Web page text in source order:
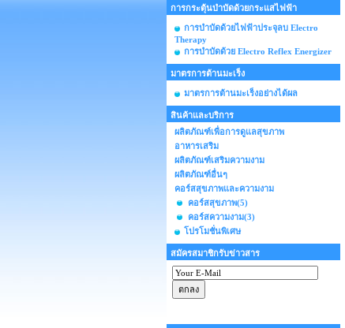
การกระตุ้นบำบัดด้วยกระแสไฟฟ้า
การบำบัดด้วยไฟฟ้าประจุลบ Electro
Therapy
การบำบัดด้วย Electro Reflex Energizer
มาตรการต้านมะเร็ง
มาตรการต้านมะเร็งอย่างได้ผล
สินค้าและบริการ
ผลิตภัณฑ์เพื่อการดูแลสุขภาพ
อาหารเสริม
ผลิตภัณฑ์เสริมความงาม
ผลิตภัณฑ์อื่นๆ
คอร์สสุขภาพและความงาม
คอร์สสุขภาพ(5)
คอร์สความงาม(3)
โปรโมชั่นพิเศษ
สมัครสมาชิกรับข่าวสาร